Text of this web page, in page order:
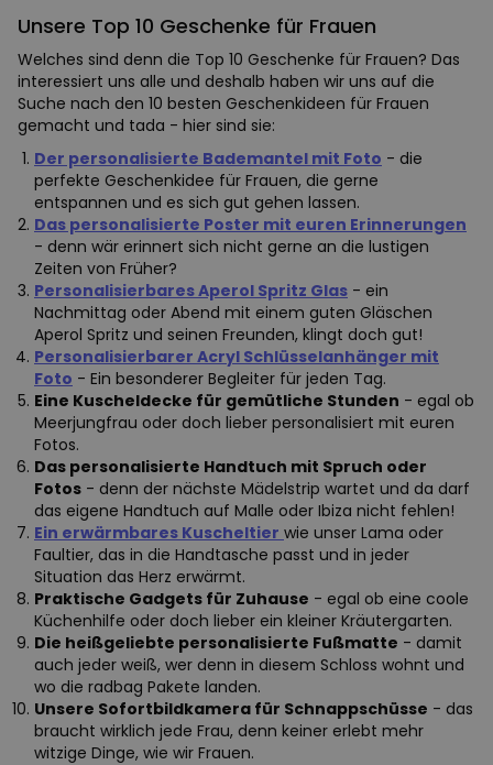
Unsere Top 10 Geschenke für Frauen
Welches sind denn die Top 10 Geschenke für Frauen? Das
interessiert uns alle und deshalb haben wir uns auf die
Suche nach den 10 besten Geschenkideen für Frauen
gemacht und tada - hier sind sie:
Der personalisierte Bademantel mit Foto - die
perfekte Geschenkidee für Frauen, die gerne
entspannen und es sich gut gehen lassen.
Das personalisierte Poster mit euren Erinnerungen
- denn wär erinnert sich nicht gerne an die lustigen
Zeiten von Früher?
Personalisierbares Aperol Spritz Glas - ein
Nachmittag oder Abend mit einem guten Gläschen
Aperol Spritz und seinen Freunden, klingt doch gut!
Personalisierbarer Acryl Schlüsselanhänger mit
Foto - Ein besonderer Begleiter für jeden Tag.
Eine Kuscheldecke für gemütliche Stunden - egal ob
Meerjungfrau oder doch lieber personalisiert mit euren
Fotos.
Das personalisierte Handtuch mit Spruch oder
Fotos - denn der nächste Mädelstrip wartet und da darf
das eigene Handtuch auf Malle oder Ibiza nicht fehlen!
Ein erwärmbares Kuscheltier wie unser Lama oder
Faultier, das in die Handtasche passt und in jeder
Situation das Herz erwärmt.
Praktische Gadgets für Zuhause - egal ob eine coole
Küchenhilfe oder doch lieber ein kleiner Kräutergarten.
Die heißgeliebte personalisierte Fußmatte - damit
auch jeder weiß, wer denn in diesem Schloss wohnt und
wo die radbag Pakete landen.
Unsere Sofortbildkamera für Schnappschüsse - das
braucht wirklich jede Frau, denn keiner erlebt mehr
witzige Dinge, wie wir Frauen.